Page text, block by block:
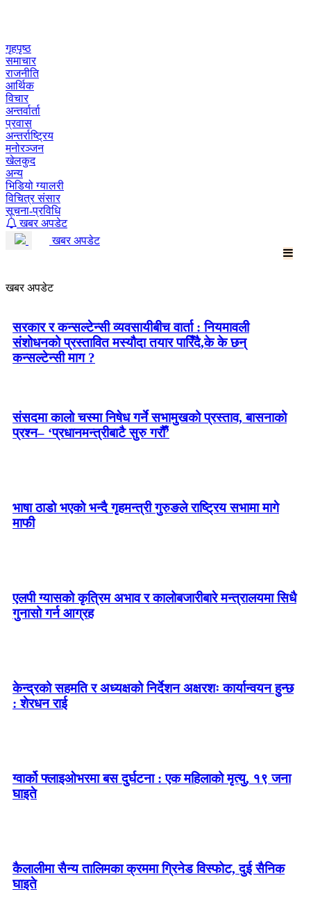
गृहपृष्ठ
समाचार
राजनीति
आर्थिक
विचार
अन्तर्वार्ता
प्रवास
अन्तर्राष्ट्रिय
मनोरञ्जन
खेलकुद
अन्य
भिडियो ग्यालरी
विचित्र संसार
सूचना-प्रविधि
खबर अपडेट
खबर अपडेट
खबर अपडेट
सरकार र कन्सल्टेन्सी व्यवसायीबीच वार्ता : नियमावली
संशोधनको प्रस्तावित मस्यौदा तयार पारिँदै,के के छन्
कन्सल्टेन्सी माग ?
संसदमा कालो चस्मा निषेध गर्ने सभामुखको प्रस्ताव, बासनाको
प्रश्न– ‘प्रधानमन्त्रीबाटै सुरु गरौँ’
भाषा ठाडो भएको भन्दै गृहमन्त्री गुरुङले राष्ट्रिय सभामा मागे
माफी
एलपी ग्यासको कृत्रिम अभाव र कालोबजारीबारे मन्त्रालयमा सिधै
गुनासो गर्न आग्रह
केन्द्रको सहमति र अध्यक्षको निर्देशन अक्षरशः कार्यान्वयन हुन्छ
: शेरधन राई
ग्वार्को फ्लाइओभरमा बस दुर्घटना : एक महिलाको मृत्यु, १९ जना
घाइते
कैलालीमा सैन्य तालिमका क्रममा ग्रिनेड विस्फोट, दुई सैनिक
घाइते